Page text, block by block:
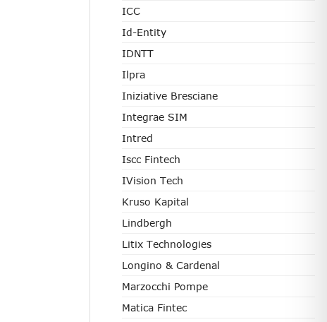
ICC
Id-Entity
IDNTT
Ilpra
Iniziative Bresciane
Integrae SIM
Intred
Iscc Fintech
IVision Tech
Kruso Kapital
Lindbergh
Litix Technologies
Longino & Cardenal
Marzocchi Pompe
Matica Fintec